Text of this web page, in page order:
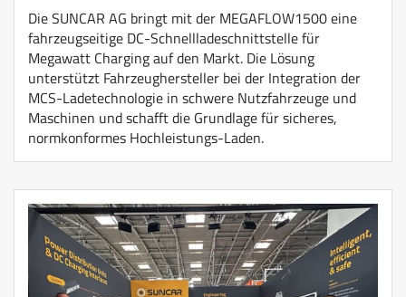
Die SUNCAR AG bringt mit der MEGAFLOW1500 eine
fahrzeugseitige DC-Schnellladeschnittstelle für
Megawatt Charging auf den Markt. Die Lösung
unterstützt Fahrzeughersteller bei der Integration der
MCS-Ladetechnologie in schwere Nutzfahrzeuge und
Maschinen und schafft die Grundlage für sicheres,
normkonformes Hochleistungs-Laden.